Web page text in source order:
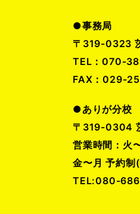
●事務局
〒319-0323
TEL：070-
FAX：029-
●ありが分校
〒319-0304
営業時間：火
金〜月 予約制
TEL:080-